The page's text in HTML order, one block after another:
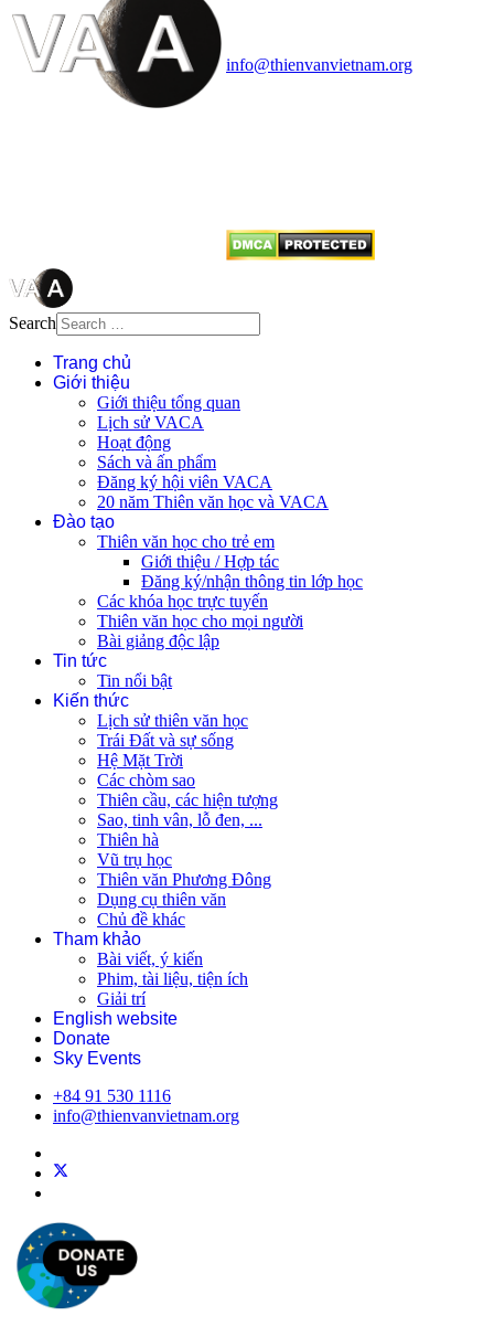
info@thienvanvietnam.org
Search
Trang chủ
Giới thiệu
Giới thiệu tổng quan
Lịch sử VACA
Hoạt động
Sách và ấn phẩm
Đăng ký hội viên VACA
20 năm Thiên văn học và VACA
Đào tạo
Thiên văn học cho trẻ em
Giới thiệu / Hợp tác
Đăng ký/nhận thông tin lớp học
Các khóa học trực tuyến
Thiên văn học cho mọi người
Bài giảng độc lập
Tin tức
Tin nổi bật
Kiến thức
Lịch sử thiên văn học
Trái Đất và sự sống
Hệ Mặt Trời
Các chòm sao
Thiên cầu, các hiện tượng
Sao, tinh vân, lỗ đen, ...
Thiên hà
Vũ trụ học
Thiên văn Phương Đông
Dụng cụ thiên văn
Chủ đề khác
Tham khảo
Bài viết, ý kiến
Phim, tài liệu, tiện ích
Giải trí
English website
Donate
Sky Events
+84 91 530 1116
info@thienvanvietnam.org